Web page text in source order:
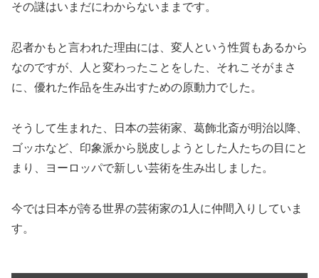
その謎はいまだにわからないままです。
忍者かもと言われた理由には、変人という性質もあるから
なのですが、人と変わったことをした、それこそがまさ
に、優れた作品を生み出すための原動力でした。
そうして生まれた、日本の芸術家、葛飾北斎が明治以降、
ゴッホなど、印象派から脱皮しようとした人たちの目にと
まり、ヨーロッパで新しい芸術を生み出しました。
今では日本が誇る世界の芸術家の1人に仲間入りしていま
す。